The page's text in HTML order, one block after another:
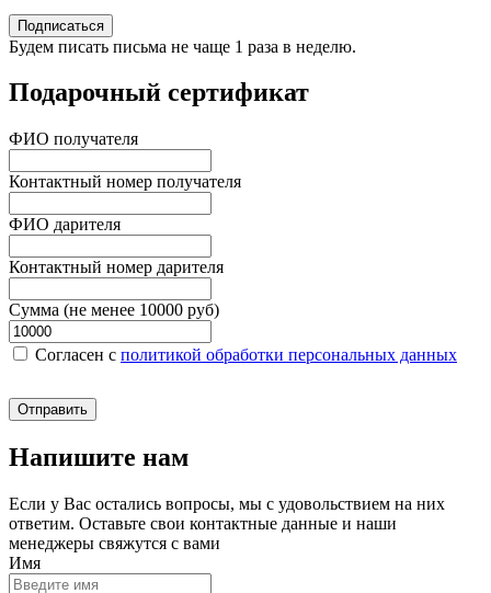
Подписаться
Будем писать письма не чаще 1 раза в неделю.
Подарочный сертификат
ФИО получателя
Контактный номер получателя
ФИО дарителя
Контактный номер дарителя
Сумма (не менее 10000 руб)
Согласен c политикой обработки персональных данных
Отправить
Напишите нам
Если у Вас остались вопросы, мы с удовольствием на них
ответим. Оставьте свои контактные данные и наши
менеджеры свяжутся с вами
Имя